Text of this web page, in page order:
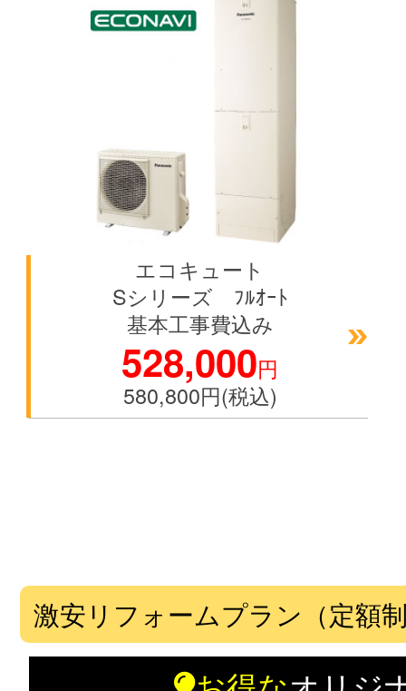
エコキュート
Sシリーズ ﾌﾙｵｰﾄ
基本工事費込み
528,000円
580,800円(税込)
激安リフォームプラン（定額